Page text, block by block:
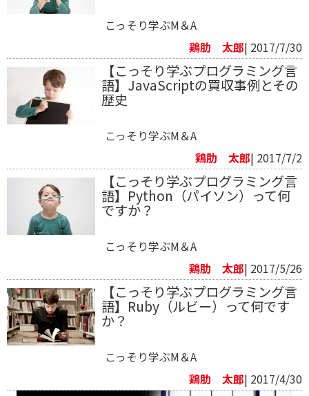
こっそり学ぶM＆A
鶏肋 太郎| 2017/7/30
【こっそり学ぶプログラミング言
語】JavaScriptの買収事例とその
歴史
こっそり学ぶM＆A
鶏肋 太郎| 2017/7/2
【こっそり学ぶプログラミング言
語】Python（パイソン）って何
ですか？
こっそり学ぶM＆A
鶏肋 太郎| 2017/5/26
【こっそり学ぶプログラミング言
語】Ruby（ルビー）って何です
か？
こっそり学ぶM＆A
鶏肋 太郎| 2017/4/30